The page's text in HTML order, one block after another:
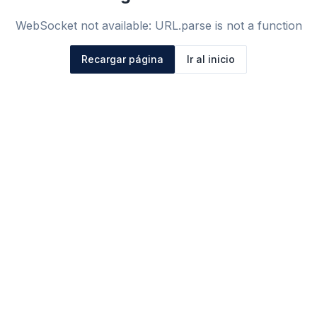
WebSocket not available: URL.parse is not a function
Recargar página Ir al inicio